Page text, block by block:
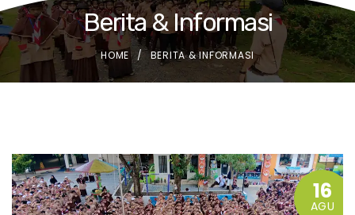
Berita & Informasi
HOME BERITA & INFORMASI
16
AGU